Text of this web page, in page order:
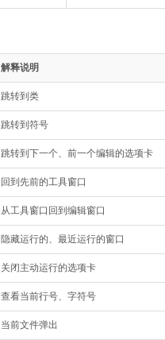
解释说明
跳转到类
跳转到符号
跳转到下一个、前一个编辑的选项卡
回到先前的工具窗口
从工具窗口回到编辑窗口
隐藏运行的、最近运行的窗口
关闭主动运行的选项卡
查看当前行号、字符号
当前文件弹出